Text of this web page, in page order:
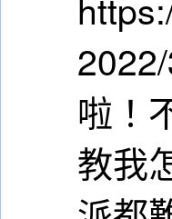
啦！
教我